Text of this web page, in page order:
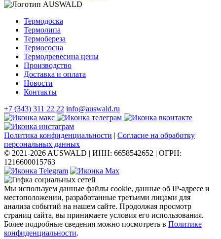
Термодоска
Термолипа
Термобереза
Термососна
Термодревесина цены
Производство
Доставка и оплата
Новости
Контакты
+7 (343) 311 22 22 info@auswald.ru
Политика конфиденциальности | Согласие на обработку
персональных данных
© 2021-2026 AUSWALD | ИНН: 6658542652 | ОГРН:
1216600015763
Мы используем данные файлы cookie, данные об IP-адресе и
местоположении, разработанные третьими лицами для
анализа событий на нашем сайте. Продолжая просмотр
страниц сайта, вы принимаете условия его использования.
Более подробные сведения можно посмотреть в Политике
конфиденциальности.